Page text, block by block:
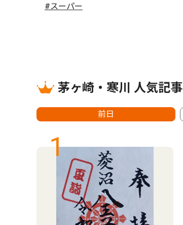
#スーパー
茅ヶ崎・寒川 人気記
前日
1